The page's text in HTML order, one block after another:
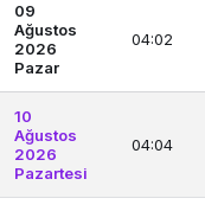
09
Ağustos
2026
Pazar
04:02
10
Ağustos
2026
Pazartesi
04:04